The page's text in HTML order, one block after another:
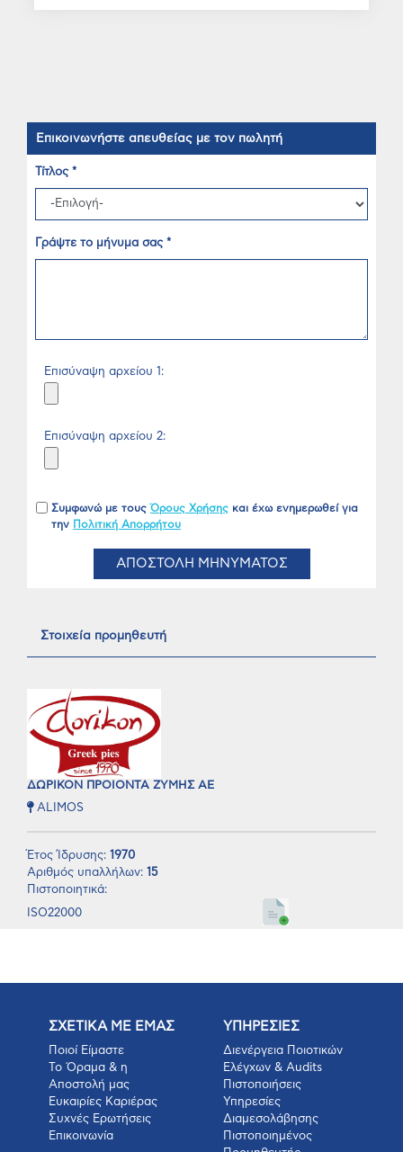
Επικοινωνήστε απευθείας με τον πωλητή
Τίτλος *
Γράψτε το μήνυμα σας *
Επισύναψη αρχείου 1:
Επισύναψη αρχείου 2:
Συμφωνώ με τουςΌρους Χρήσης και έχω ενημερωθεί για
την Πολιτική Απορρήτου
ΑΠΟΣΤΟΛΗ ΜΗΝΥΜΑΤΟΣ
Στοιχεία προμηθευτή
ΔΩΡΙΚΟΝ ΠΡΟΙΟΝΤΑ ΖΥΜΗΣ ΑΕ
ALIMOS
Έτος Ίδρυσης: 1970
Αριθμός υπαλλήλων: 15
Πιστοποιητικά:
ISO22000
ΣΧΕΤΙΚΑ ΜΕ ΕΜΑΣ
Ποιοί Είμαστε
Το Όραμα & η
Αποστολή μας
Ευκαιρίες Καριέρας
Συχνές Ερωτήσεις
Επικοινωνία
ΥΠΗΡΕΣΙΕΣ
Διενέργεια Ποιοτικών
Ελέγχων & Audits
Πιστοποιήσεις
Υπηρεσίες
Διαμεσολάβησης
Πιστοποιημένος